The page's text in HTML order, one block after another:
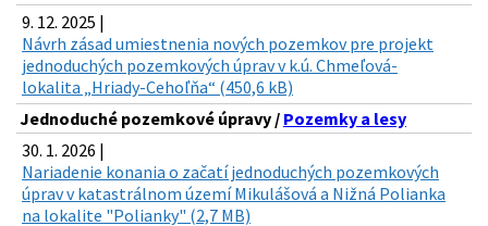
9. 12. 2025 |
Návrh zásad umiestnenia nových pozemkov pre projekt
jednoduchých pozemkových úprav v k.ú. Chmeľová-
lokalita „Hriady-Cehoľňa“ (450,6 kB)
Jednoduché pozemkové úpravy / Pozemky a lesy
30. 1. 2026 |
Nariadenie konania o začatí jednoduchých pozemkových
úprav v katastrálnom území Mikulášová a Nižná Polianka
na lokalite "Polianky" (2,7 MB)